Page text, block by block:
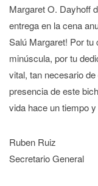
Margaret O. Dayhoff
entrega en la cena
Salú Margaret! Por tu
minúscula, por tu
vital, tan necesario
presencia de este
vida hace un tiempo
Ruben Ruiz
Secretario General